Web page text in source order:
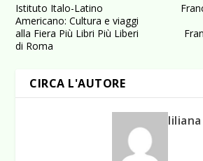
Istituto Italo-Latino
Americano: Cultura e viaggi
alla Fiera Più Libri Più Liberi
di Roma
CIRCA L'AUTORE
liliana